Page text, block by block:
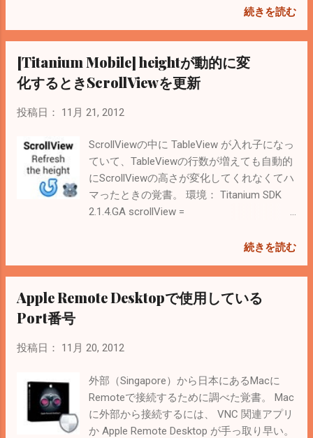
Titanium Mobileを使ったAndroid, iOS App開
発に役立つLink集 Command Lineから
Titanium Mobile AppをCompile(build)する
ンストール｜日本ベリサイン nginx で ssl 設
（CSR） を作成 疑似乱数を作成 # touch
rand.dat # openssl md5 rand.dat > rand.dat
秘密鍵の作成 # openssl genrsa -rand
rand.dat -des3 2048 > 2012key.pem 秘密鍵は
Backupしておく。 証明書署名要求（CSR）
2012key.pem -out 2012csr.pem サーバIDと
中間CA証明書のInstall VeriSignで手続きを
済ませたら「サーバID」という証明書が送
られてくる。 これに中間CA証明書を追記す
る。中間CA証明書は Official Site にLinkがあ
る。 こんな感じ server { listen 443 ssl;
root /home/httpd/hoge/httpdocs;
index index.php index.html index.htm;
続きを読む
[Titanium Mobile] heightが動的に変
化するときScrollViewを更新
投稿日： 11月 21, 2012
ScrollViewの中に TableView が入れ子になっ
ていて、TableViewの行数が増えても自動的
にScrollViewの高さが変化してくれなくてハ
マったときの覚書。 環境： Titanium SDK
2.1.4.GA scrollView =
'vertical', showVerticalScrollIndicator: true,
を編集したあとに空のViewをScrollViewに追
加すると更新（Refresh）できた。
Android, iOS App開発に役立つLink集
Compile(build)する
続きを読む
Apple Remote Desktopで使用している
Port番号
投稿日： 11月 20, 2012
外部（Singapore）から日本にあるMacに
Remoteで接続するために調べた覚書。 Mac
に外部から接続するには、 VNC 関連アプリ
か Apple Remote Desktop が手っ取り早い。